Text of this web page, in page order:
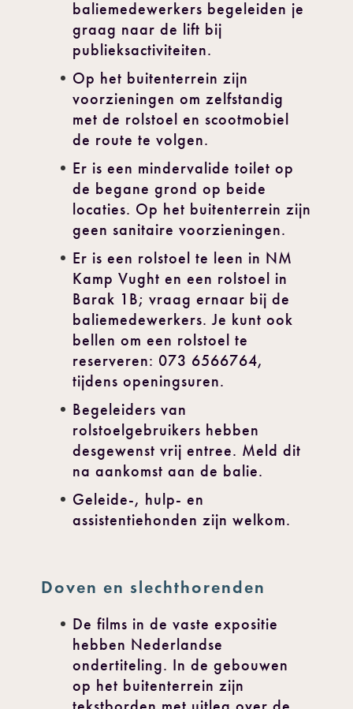
baliemedewerkers begeleiden je
graag naar de lift bij
publieksactiviteiten.
Op het buitenterrein zijn
voorzieningen om zelfstandig
met de rolstoel en scootmobiel
de route te volgen.
Er is een mindervalide toilet op
de begane grond op beide
locaties. Op het buitenterrein zijn
geen sanitaire voorzieningen.
Er is een rolstoel te leen in NM
Kamp Vught en een rolstoel in
Barak 1B; vraag ernaar bij de
baliemedewerkers. Je kunt ook
bellen om een rolstoel te
reserveren: 073 6566764,
tijdens openingsuren.
Begeleiders van
rolstoelgebruikers hebben
desgewenst vrij entree. Meld dit
na aankomst aan de balie.
Geleide-, hulp- en
assistentiehonden zijn welkom.
Doven en slechthorenden
De films in de vaste expositie
hebben Nederlandse
ondertiteling. In de gebouwen
op het buitenterrein zijn